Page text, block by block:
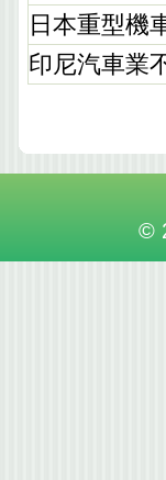
日本重型機
印尼汽車業
©